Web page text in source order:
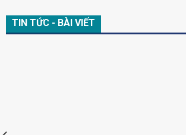
TIN TỨC - BÀI VIẾT